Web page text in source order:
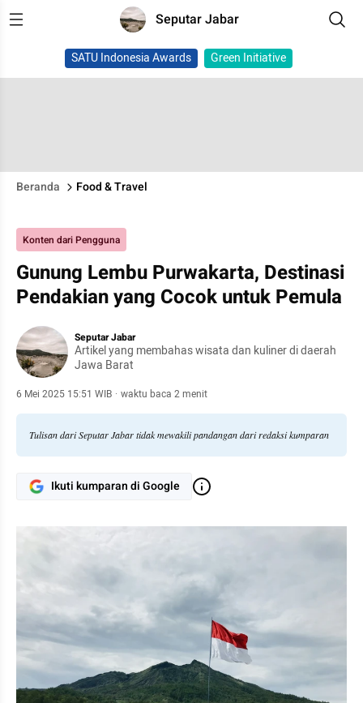
Seputar Jabar
SATU Indonesia Awards Green Initiative
Beranda Food & Travel
Konten dari Pengguna
Gunung Lembu Purwakarta, Destinasi
Pendakian yang Cocok untuk Pemula
Seputar Jabar
Artikel yang membahas wisata dan kuliner di daerah
Jawa Barat
6 Mei 2025 15:51 WIB · waktu baca 2 menit
Tulisan dari Seputar Jabar tidak mewakili pandangan dari redaksi kumparan
Ikuti kumparan di Google